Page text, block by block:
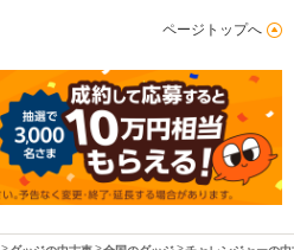
ページトップへ